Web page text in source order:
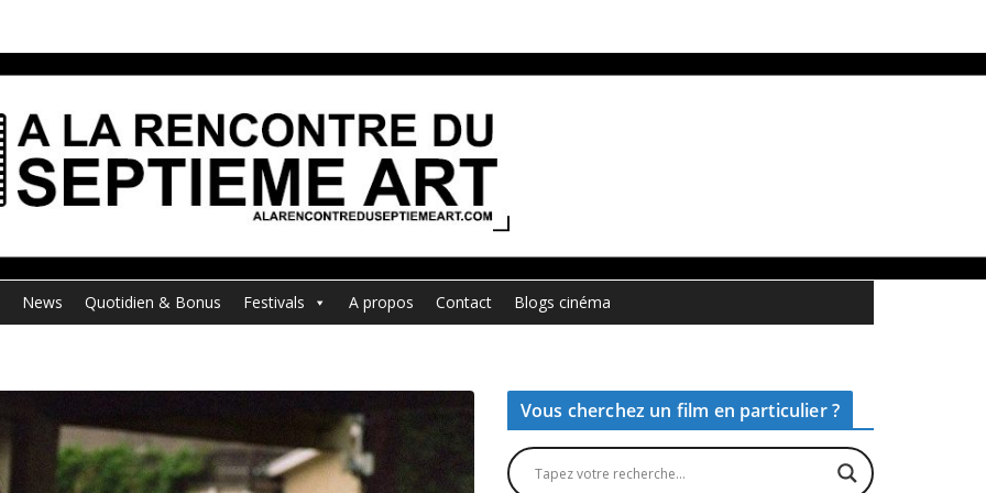
News Quotidien & Bonus Festivals A propos Contact Blogs cinéma
Vous cherchez un film en particulier ?